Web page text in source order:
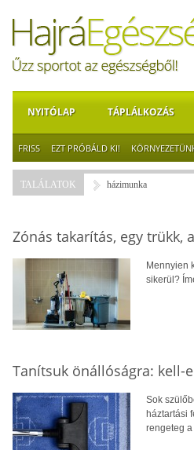
NYITÓLAP TÁPLÁLKOZÁS
FRISS EZT PRÓBÁLD KI!
TALÁLATOK házimunka
Zónás takarítás, egy
Mennyien
sikerül?
Tanítsuk önállóságra: kell-
Sok
háztartási
rengeteg